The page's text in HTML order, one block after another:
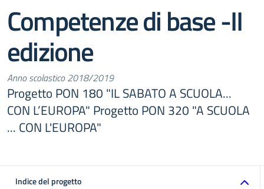
Competenze di base -II
edizione
Anno scolastico 2018/2019
Progetto PON 180 "IL SABATO A SCUOLA...
CON L’EUROPA" Progetto PON 320 "A SCUOLA
... CON L'EUROPA"
Indice del progetto